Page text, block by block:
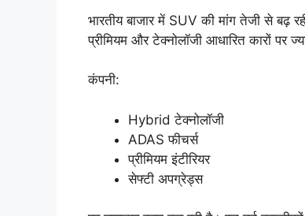
भारतीय बाजार में SUV की मांग तेजी से
प्रीमियम और टेक्नोलॉजी आधारित कारों पर
कंपनी:
Hybrid टेक्नोलॉजी
ADAS फीचर्स
प्रीमियम इंटीरियर
सेफ्टी अपग्रेड्स